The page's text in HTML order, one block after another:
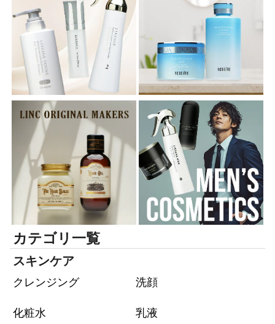
カテゴリ一覧
スキンケア
クレンジング 洗顔
化粧水 乳液